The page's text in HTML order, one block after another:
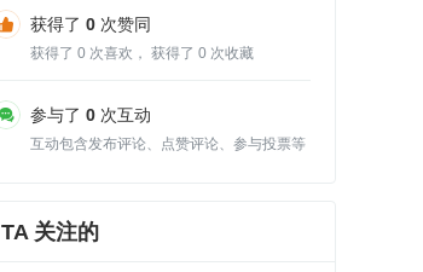
获得了 0 次赞同
获得了 0 次喜欢， 获得了 0 次收藏
参与了 0 次互动
互动包含发布评论、点赞评论、参与投票等
TA 关注的